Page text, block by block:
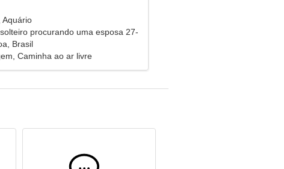
Aquário
procurando uma esposa 27-
Brasil
Caminha ao ar livre